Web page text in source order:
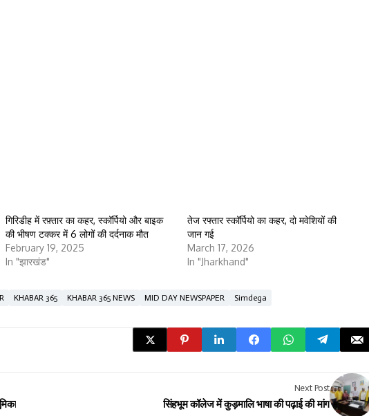
गिरिडीह में रफ़्तार का कहर, स्कॉर्पियो और बाइक
की भीषण टक्कर में 6 लोगों की दर्दनाक मौत
February 19, 2025
In "झारखंड"
तेज रफ्तार स्कॉर्पियो का कहर, दो मवेशियों की
जान गई
March 17, 2026
In "Jharkhand"
KHABAR 365 KHABAR 365 NEWS MID DAY NEWSPAPER Simdega
Next Post
सिंहभूम कॉलेज में कुड़मालि भाषा की पढ़ाई की मांग